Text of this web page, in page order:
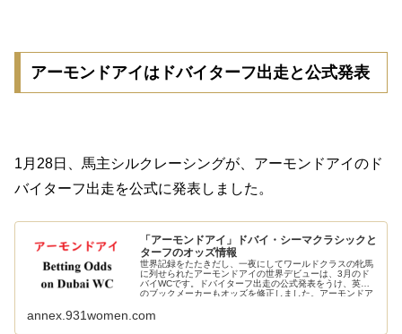
アーモンドアイはドバイターフ出走と公式発表
1月28日、馬主シルクレーシングが、アーモンドアイのド
バイターフ出走を公式に発表しました。
「アーモンドアイ」ドバイ・シーマクラシックと
ターフのオッズ情報
世界記録をたたきだし、一夜にしてワールドクラスの牝馬
に列せられたアーモンドアイの世界デビューは、3月のド
バイWCです。ドバイターフ出走の公式発表をうけ、英国
のブックメーカーもオッズを修正しました。アーモンドア
ッズも紹介します。
annex.931women.com